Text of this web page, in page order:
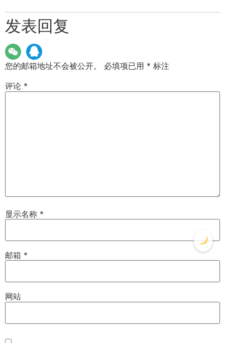
发表回复
您的邮箱地址不会被公开。 必填项已用 * 标注
评论 *
显示名称 *
邮箱 *
网站